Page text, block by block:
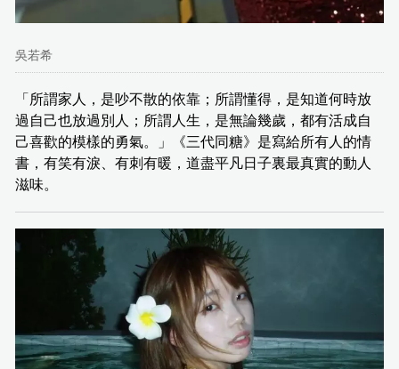
吳若希
「所謂家人，是吵不散的依靠；所謂懂得，是知道何時放
過自己也放過別人；所謂人生，是無論幾歲，都有活成自
己喜歡的模樣的勇氣。」《三代同糖》是寫給所有人的情
書，有笑有淚、有刺有暖，道盡平凡日子裏最真實的動人
滋味。